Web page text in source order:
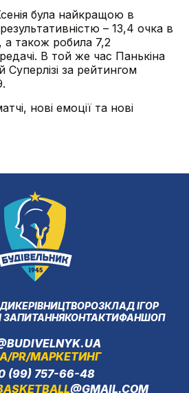
була найкращою в
– 13,4 очка в
а також робила 7,2
В той же час Панькіна
Суперлізі за рейтингом
нові емоції та нові
КЕРІВНИЦТВОРОЗКЛАД ІГОР
ЗАПИТАННЯКОНТАКТИФАНШОП
PR/МАРКЕТИНГ
(99) 757-66-48
@GMAIL.COM